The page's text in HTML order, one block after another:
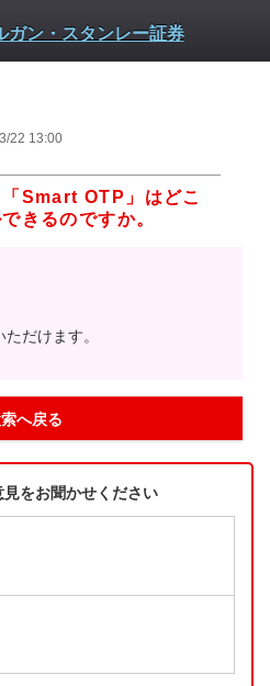
22 13:00
Smart OTP」はどこ
きるのですか。
だけます。
へ戻る
をお聞かせください